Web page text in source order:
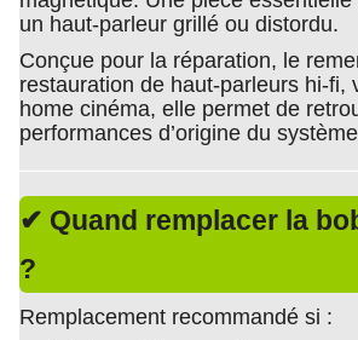
un haut-parleur grillé ou distordu.
Conçue pour la réparation, le
restauration de haut-parleurs hi-fi,
home cinéma, elle permet de
performances d’origine du
✔ Quand remplacer la
?
Remplacement recommandé si :